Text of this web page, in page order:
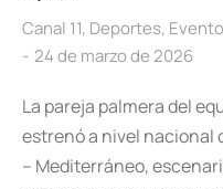
Canal 11, Deportes,
24 de marzo de 2026
La pareja palmera del
estrenó a nivel nacional
– Mediterráneo,